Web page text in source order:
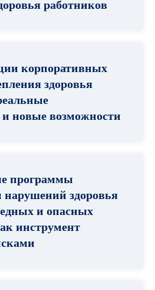
работников
корпоративных
здоровья
новые возможности
программы
здоровья
и опасных
инструмент